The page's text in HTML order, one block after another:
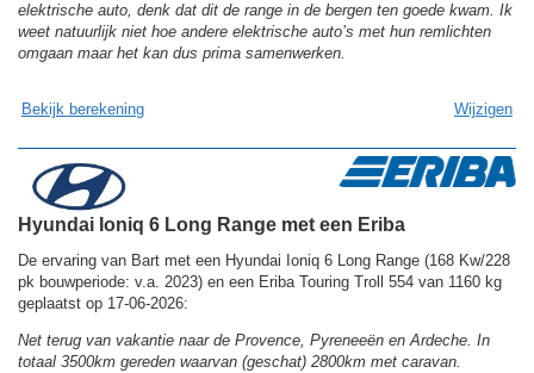
elektrische auto, denk dat dit de range in de bergen ten goede kwam. Ik
weet natuurlijk niet hoe andere elektrische auto’s met hun remlichten
omgaan maar het kan dus prima samenwerken.
Bekijk berekening Wijzigen
Hyundai Ioniq 6 Long Range met een Eriba
De ervaring van Bart met een Hyundai Ioniq 6 Long Range (168 Kw/228
pk bouwperiode: v.a. 2023) en een Eriba Touring Troll 554 van 1160 kg
geplaatst op 17-06-2026:
Net terug van vakantie naar de Provence, Pyreneeën en Ardeche. In
totaal 3500km gereden waarvan (geschat) 2800km met caravan.